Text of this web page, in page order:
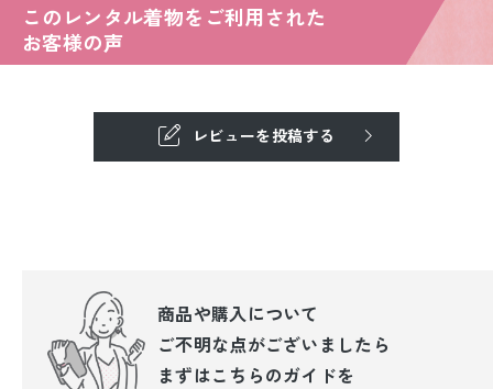
このレンタル着物をご利用された
お客様の声
レビューを投稿する
商品や購入について
ご不明な点がございましたら
まずはこちらのガイドを